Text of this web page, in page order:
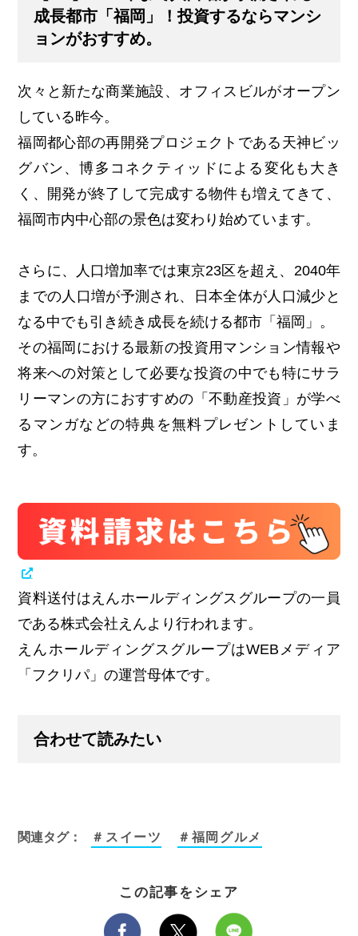
成長都市「福岡」！投資するならマンシ
ョンがおすすめ。
次々と新たな商業施設、オフィスビルがオープン
している昨今。
福岡都心部の再開発プロジェクトである天神ビッ
グバン、博多コネクティッドによる変化も大き
く、開発が終了して完成する物件も増えてきて、
福岡市内中心部の景色は変わり始めています。
さらに、人口増加率では東京23区を超え、2040年
までの人口増が予測され、日本全体が人口減少と
なる中でも引き続き成長を続ける都市「福岡」。
その福岡における最新の投資用マンション情報や
将来への対策として必要な投資の中でも特にサラ
リーマンの方におすすめの「不動産投資」が学べ
るマンガなどの特典を無料プレゼントしていま
す。
資料送付はえんホールディングスグループの一員
である株式会社えんより行われます。
えんホールディングスグループはWEBメディア
「フクリパ」の運営母体です。
合わせて読みたい
関連タグ： ＃スイーツ ＃福岡グルメ
この記事をシェア